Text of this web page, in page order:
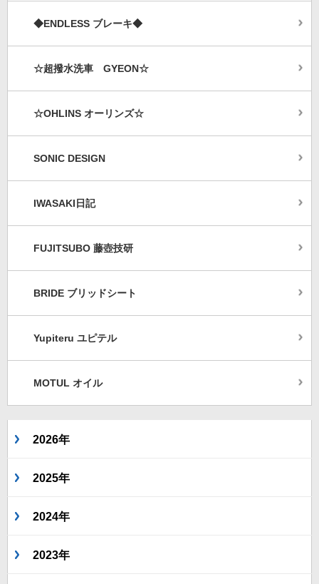
◆ENDLESS ブレーキ◆
☆超撥水洗車 GYEON☆
☆OHLINS オーリンズ☆
SONIC DESIGN
IWASAKI日記
FUJITSUBO 藤壺技研
BRIDE ブリッドシート
Yupiteru ユピテル
MOTUL オイル
2026年
2025年
2024年
2023年